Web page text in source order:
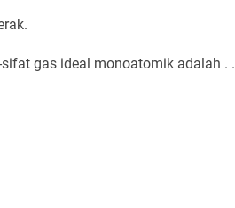
gas ideal monoatomik adalah . .